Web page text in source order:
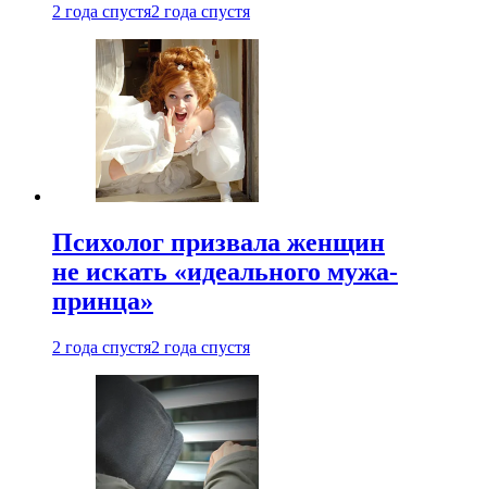
2 года спустя2 года спустя
Психолог призвала женщин
не искать «идеального мужа-
принца»
2 года спустя2 года спустя